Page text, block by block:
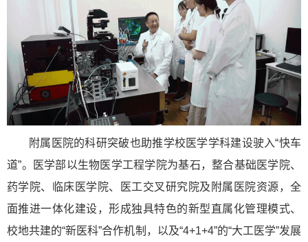
附属医院的科研突破也助推学校医学学科建设驶入“快车
道”。医学部以生物医学工程学院为基石，整合基础医学院、
药学院、临床医学院、医工交叉研究院及附属医院资源，全
面推进一体化建设，形成独具特色的新型直属化管理模式、
校地共建的“新医科”合作机制，以及“4+1+4”的“大工医学”发展